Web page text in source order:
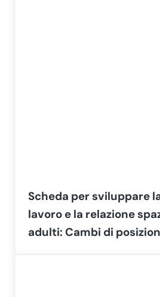
Scheda per sviluppare
lavoro e la relazione
adulti: Cambi di